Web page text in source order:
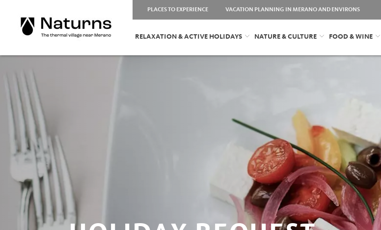
PLACES TO EXPERIENCE VACATION PLANNING IN MERANO AND ENVIRONS
RELAXATION & ACTIVE HOLIDAYS NATURE & CULTURE FOOD & WINE